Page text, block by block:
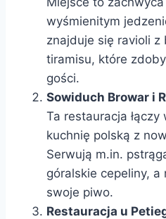
wyśmienitym
znajduje się ravioli z
tiramisu, które
gości.
Sowiduch Browar i
Ta restauracja
kuchnię polską z
Serwują m.in.
góralskie cepeliny, a
swoje piwo.
Restauracja u